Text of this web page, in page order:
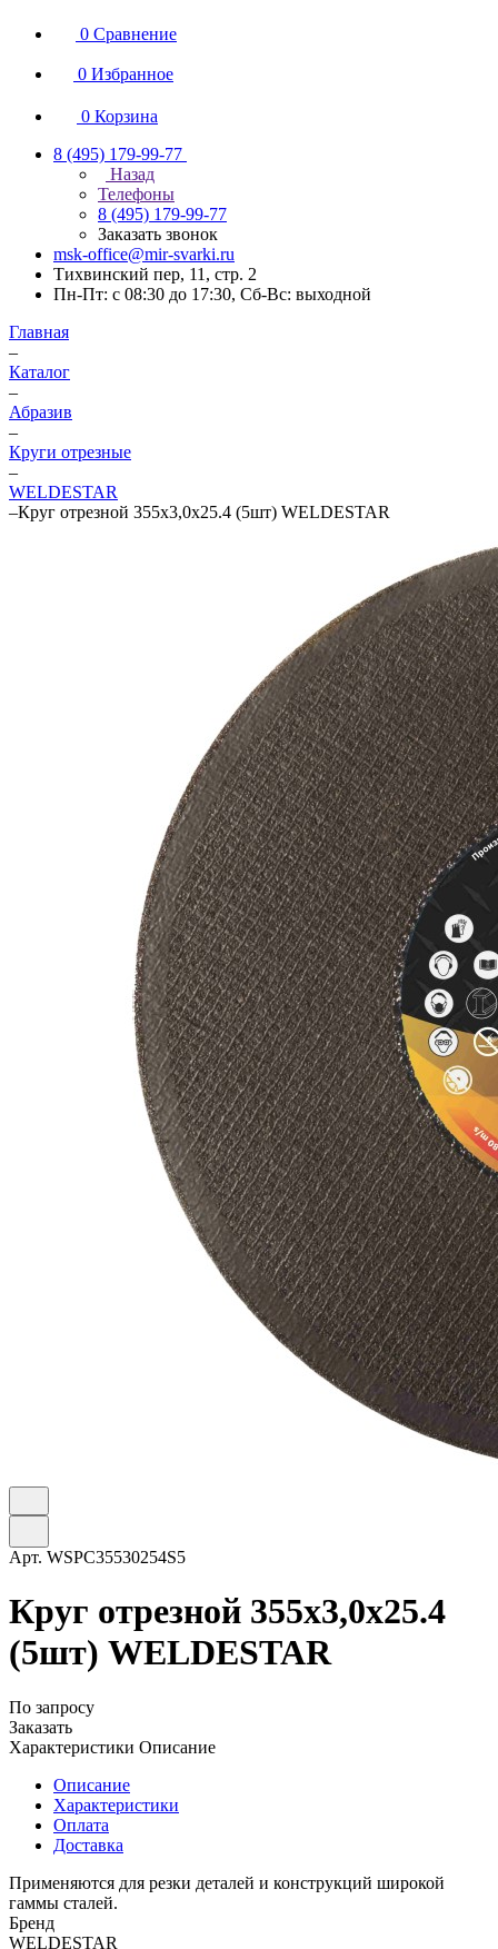
0 Сравнение
0 Избранное
0 Корзина
8 (495) 179-99-77
Назад
Телефоны
8 (495) 179-99-77
Заказать звонок
msk-office@mir-svarki.ru
Тихвинский пер, 11, стр. 2
Пн-Пт: с 08:30 до 17:30, Сб-Вс: выходной
Главная
–
Каталог
–
Абразив
–
Круги отрезные
–
WELDESTAR
–Круг отрезной 355х3,0х25.4 (5шт) WELDESTAR
Арт. WSPC35530254S5
Круг отрезной 355х3,0х25.4
(5шт) WELDESTAR
По запросу
Заказать
Характеристики Описание
Описание
Характеристики
Оплата
Доставка
Применяются для резки деталей и конструкций широкой
гаммы сталей.
Бренд
WELDESTAR